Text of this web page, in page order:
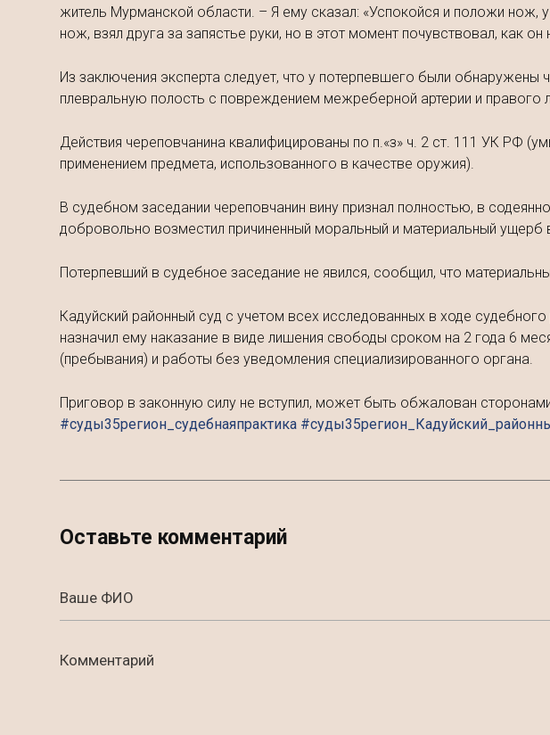
житель Мурманской области. – Я ему сказал: «Успокойся и положи нож,
нож, взял друга за запястье руки, но в этот момент почувствовал, как
Из заключения эксперта следует, что у потерпевшего были
плевральную полость с повреждением межреберной артерии и правого
Действия череповчанина квалифицированы по п.«з» ч. 2 ст. 111 УК РФ
применением предмета, использованного в качестве оружия).
В судебном заседании череповчанин вину признал полностью, в
добровольно возместил причиненный моральный и материальный ущерб
Потерпевший в судебное заседание не явился, сообщил, что
Кадуйский районный суд с учетом всех исследованных в ходе
назначил ему наказание в виде лишения свободы сроком на 2 года 6
(пребывания) и работы без уведомления специализированного органа.
Приговор в законную силу не вступил, может быть обжалован
#суды35регион_судебнаяпрактика
Оставьте комментарий